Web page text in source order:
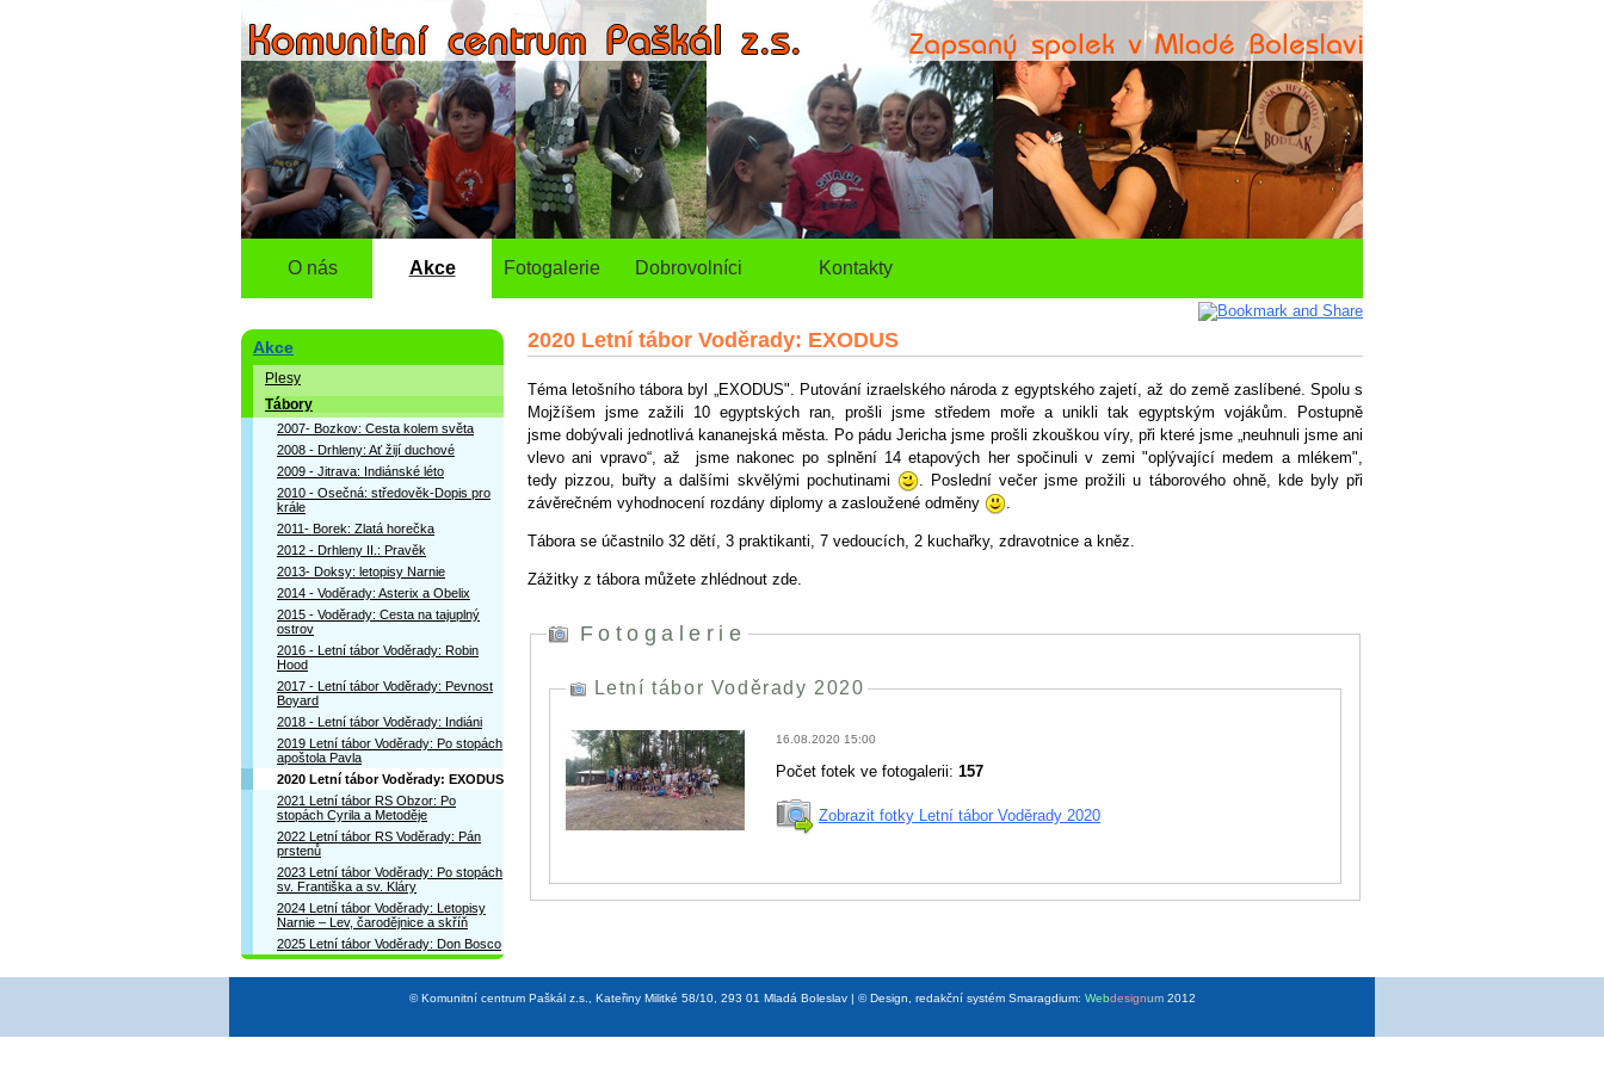
O nás Akce Fotogalerie Dobrovolníci Kontakty
Akce
Plesy
Tábory
2007- Bozkov: Cesta kolem světa
2008 - Drhleny: Ať žijí duchové
2009 - Jitrava: Indiánské léto
2010 - Osečná: středověk-Dopis pro
krále
2011- Borek: Zlatá horečka
2012 - Drhleny II.: Pravěk
2013- Doksy: letopisy Narnie
2014 - Voděrady: Asterix a Obelix
2015 - Voděrady: Cesta na tajuplný
ostrov
2016 - Letní tábor Voděrady: Robin
Hood
2017 - Letní tábor Voděrady: Pevnost
Boyard
2018 - Letní tábor Voděrady: Indiáni
2019 Letní tábor Voděrady: Po stopách
apoštola Pavla
2020 Letní tábor Voděrady: EXODUS
2021 Letní tábor RS Obzor: Po
stopách Cyrila a Metoděje
2022 Letní tábor RS Voděrady: Pán
prstenů
2023 Letní tábor Voděrady: Po stopách
sv. Františka a sv. Kláry
2024 Letní tábor Voděrady: Letopisy
Narnie – Lev, čarodějnice a skříň
2025 Letní tábor Voděrady: Don Bosco
2020 Letní tábor Voděrady: EXODUS
Téma letošního tábora byl „EXODUS". Putování izraelského národa z egyptského zajetí, až do země zaslíbené. Spolu s
Mojžíšem jsme zažili 10 egyptských ran, prošli jsme středem moře a unikli tak egyptským vojákům. Postupně
jsme dobývali jednotlivá kananejská města. Po pádu Jericha jsme prošli zkouškou víry, při které jsme „neuhnuli jsme ani
vlevo ani vpravo“, až jsme nakonec po splnění 14 etapových her spočinuli v zemi "oplývající medem a mlékem",
tedy pizzou, buřty a dalšími skvělými pochutinami
. Poslední večer jsme prožili u táborového ohně, kde byly při
závěrečném vyhodnocení rozdány diplomy a zasloužené odměny
.
Tábora se účastnilo 32 dětí, 3 praktikanti, 7 vedoucích, 2 kuchařky, zdravotnice a kněz.
Zážitky z tábora můžete zhlédnout zde.
Fotogalerie
Letní tábor Voděrady 2020
16.08.2020 15:00
Počet fotek ve fotogalerii: 157
Zobrazit fotky Letní tábor Voděrady 2020
© Komunitní centrum Paškál z.s., Kateřiny Militké 58/10, 293 01 Mladá Boleslav | © Design, redakční systém Smaragdium: Webdesignum2012